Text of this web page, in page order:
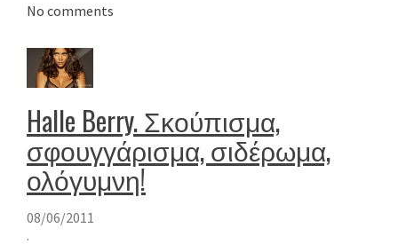
No comments
Halle Berry. Σκούπισμα,
σφουγγάρισμα, σιδέρωμα,
ολόγυμνη!
08/06/2011
·